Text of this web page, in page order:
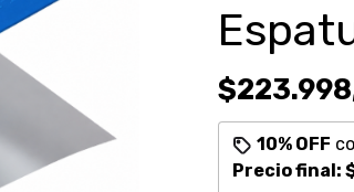
10% OFF
Precio final: